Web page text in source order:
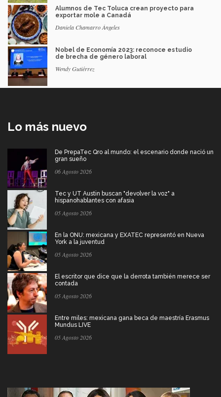
Alumnos de Tec Toluca crean proyecto para
exportar mole a Canadá
Daniela Chamarro Ángeles
Nobel de Economía 2023: reconoce estudio
de brecha de género laboral
Wendy Gutiérrez
Lo más nuevo
De PrepaTec Qro al mundo: el escenario donde nació un
gran sueño
06 Agosto 2026
Tec y UT Austin buscan "devolver la voz" a
hispanohablantes con afasia
05 Agosto 2026
En la ONU: mexicana y EXATEC representó en Nueva
York a la juventud
05 Agosto 2026
El escritor que dice que la derrota también merece ser
contada
05 Agosto 2026
Entre miles: mexicana gana beca de maestría Erasmus
Mundus LIVE
05 Agosto 2026